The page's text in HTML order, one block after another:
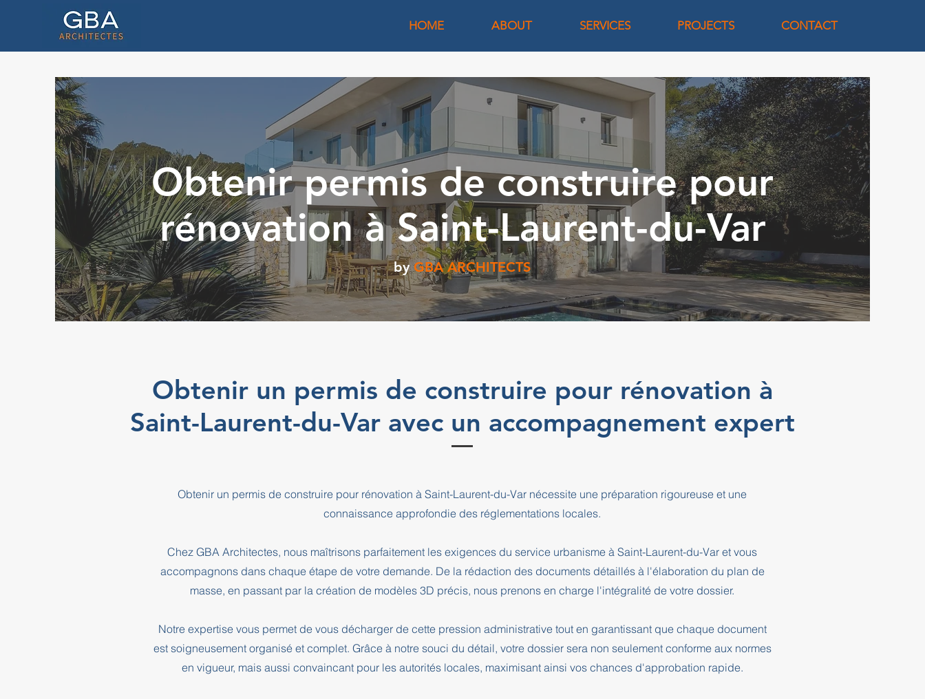
HOME ABOUT SERVICES PROJECTS CONTACT
Obtenir permis de construire pour
rénovation à Saint-Laurent-du-Var
by GBA ARCHITECTS
Obtenir un permis de construire pour rénovation à
Saint-Laurent-du-Var avec un accompagnement expert
Obtenir un permis de construire pour rénovation à Saint-Laurent-du-Var nécessite une préparation rigoureuse et une
connaissance approfondie des réglementations locales.
Chez GBA Architectes, nous maîtrisons parfaitement les exigences du service urbanisme à Saint-Laurent-du-Var et vous
accompagnons dans chaque étape de votre demande. De la rédaction des documents détaillés à l'élaboration du plan de
masse, en passant par la création de modèles 3D précis, nous prenons en charge l'intégralité de votre dossier.
Notre expertise vous permet de vous décharger de cette pression administrative tout en garantissant que chaque document
est soigneusement organisé et complet. Grâce à notre souci du détail, votre dossier sera non seulement conforme aux normes
en vigueur, mais aussi convaincant pour les autorités locales, maximisant ainsi vos chances d'approbation rapide.